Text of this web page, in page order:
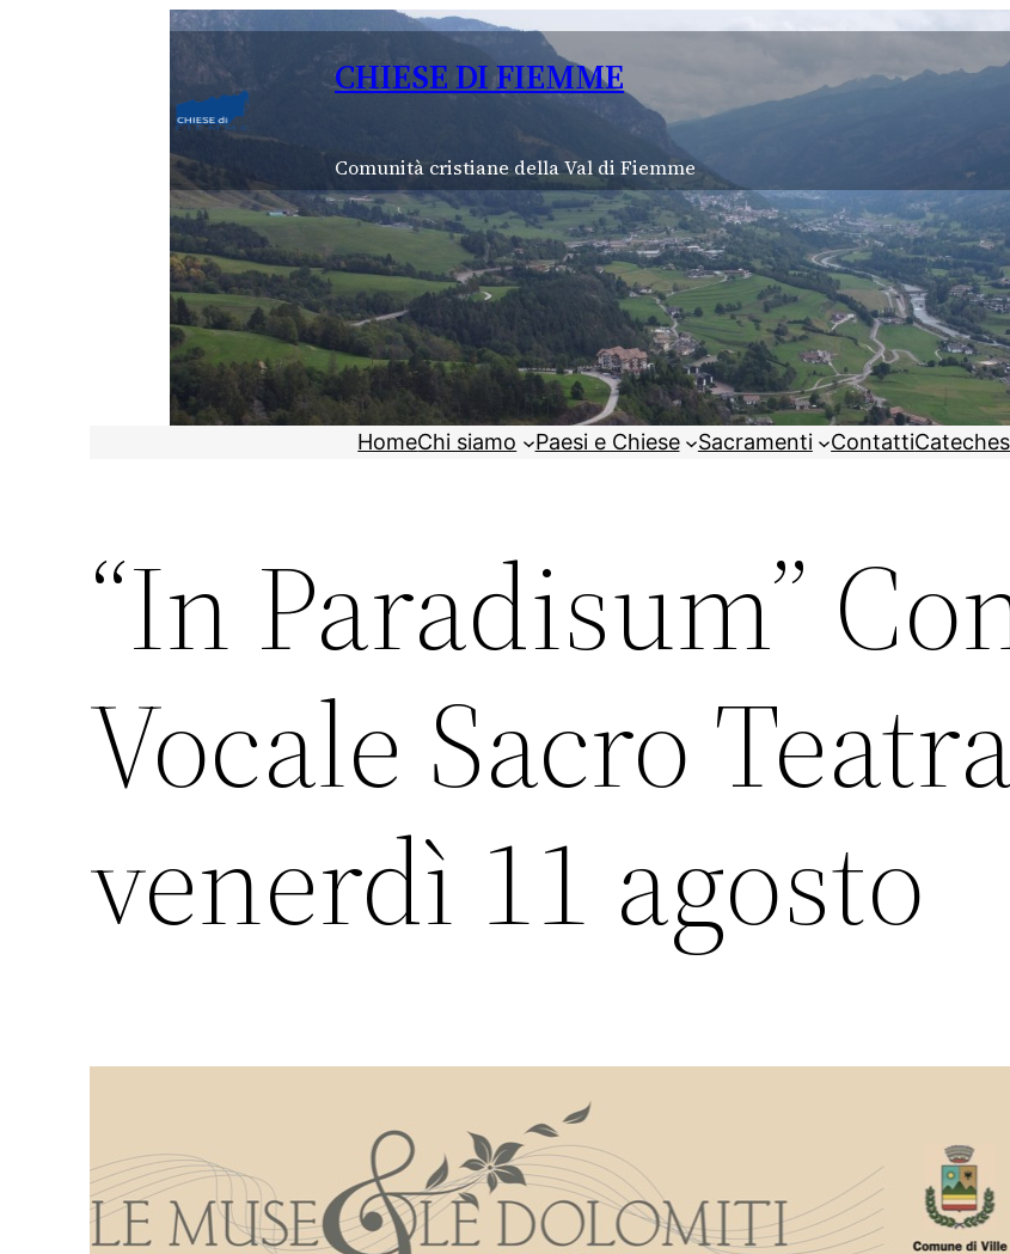
CHIESE DI FIEMME
Comunità cristiane della Val di Fiemme
HomeChi siamo Paesi e Chiese Sacramenti Contatti
“In Paradisum”
Vocale Sacro
venerdì 11 agosto